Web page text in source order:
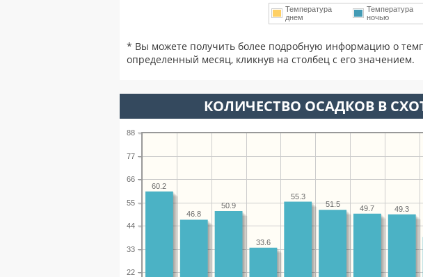
Температура
днем
Температура
ночью
* Вы можете получить более подробную информацию о
определенный месяц, кликнув на столбец с его значением.
КОЛИЧЕСТВО ОСАДКОВ В
22
33
44
55
66
77
88
49.3
49.7
51.5
55.3
33.6
50.9
46.8
60.2